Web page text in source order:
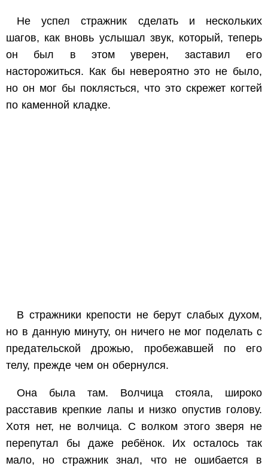
Не успел стражник сделать и нескольких
шагов, как вновь услышал звук, который, теперь
он был в этом уверен, заставил его
насторожиться. Как бы невероятно это не было,
но он мог бы поклясться, что это скрежет когтей
по каменной кладке.
В стражники крепости не берут слабых духом,
но в данную минуту, он ничего не мог поделать с
предательской дрожью, пробежавшей по его
телу, прежде чем он обернулся.
Она была там. Волчица стояла, широко
расставив крепкие лапы и низко опустив голову.
Хотя нет, не волчица. С волком этого зверя не
перепутал бы даже ребёнок. Их осталось так
мало, но стражник знал, что не ошибается в